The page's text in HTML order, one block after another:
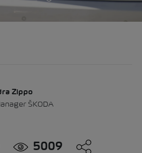
Zippo
ŠKODA
5009